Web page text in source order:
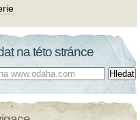
na této stránce